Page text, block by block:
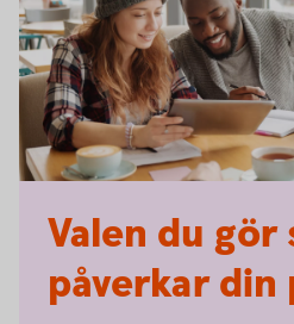
Valen du gör
påverkar din